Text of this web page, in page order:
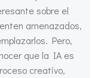
sobre el
amenazados,
Pero,
que la IA es
creativo,